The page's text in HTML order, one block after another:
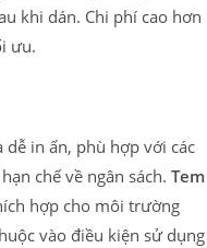
khi dán. Chi phí cao hơn
ưu.
dễ in ấn, phù hợp với các
chế về ngân sách. Tem
hợp cho môi trường
vào điều kiện sử dụng